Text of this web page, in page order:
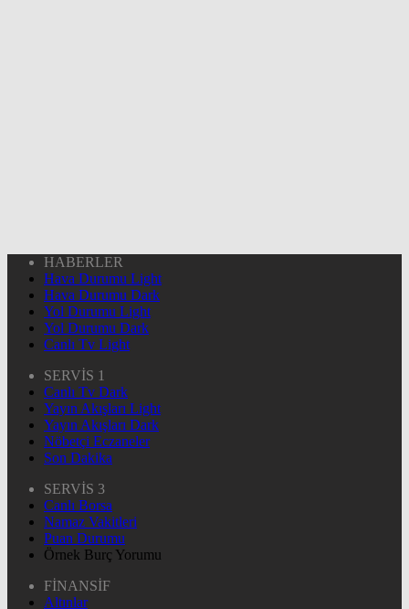
HABERLER
Hava Durumu Light
Hava Durumu Dark
Yol Durumu Light
Yol Durumu Dark
Canlı Tv Light
SERVİS 1
Canlı Tv Dark
Yayın Akışları Light
Yayın Akışları Dark
Nöbetçi Eczaneler
Son Dakika
SERVİS 3
Canlı Borsa
Namaz Vakitleri
Puan Durumu
Örnek Burç Yorumu
FİNANSİF
Altınlar